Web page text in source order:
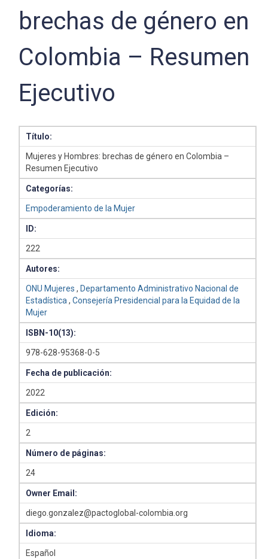
brechas de género en
Colombia – Resumen
Ejecutivo
Título:
Mujeres y Hombres: brechas de género en Colombia –
Resumen Ejecutivo
Categorías:
Empoderamiento de la Mujer
ID:
222
Autores:
ONU Mujeres , Departamento Administrativo Nacional de
Estadística ,Consejería Presidencial para la Equidad de la
Mujer
ISBN-10(13):
978-628-95368-0-5
Fecha de publicación:
2022
Edición:
2
Número de páginas:
24
Owner Email:
diego.gonzalez@pactoglobal-colombia.org
Idioma:
Español